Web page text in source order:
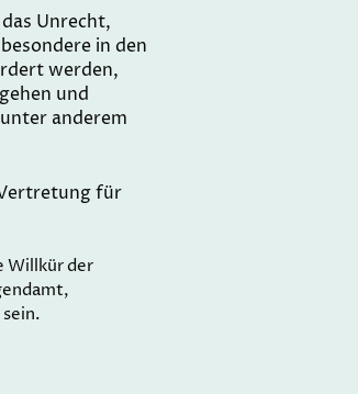
Unrecht,
in den
werden,
und
anderem
für
Willkür der